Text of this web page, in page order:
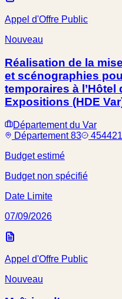
Appel d'Offre Public
Nouveau
Réalisation de la
et scénographies
temporaires à
Expositions (HDE
Département du Var
Département 83
Budget estimé
Budget non spécifié
Date Limite
07/09/2026
Appel d'Offre Public
Nouveau